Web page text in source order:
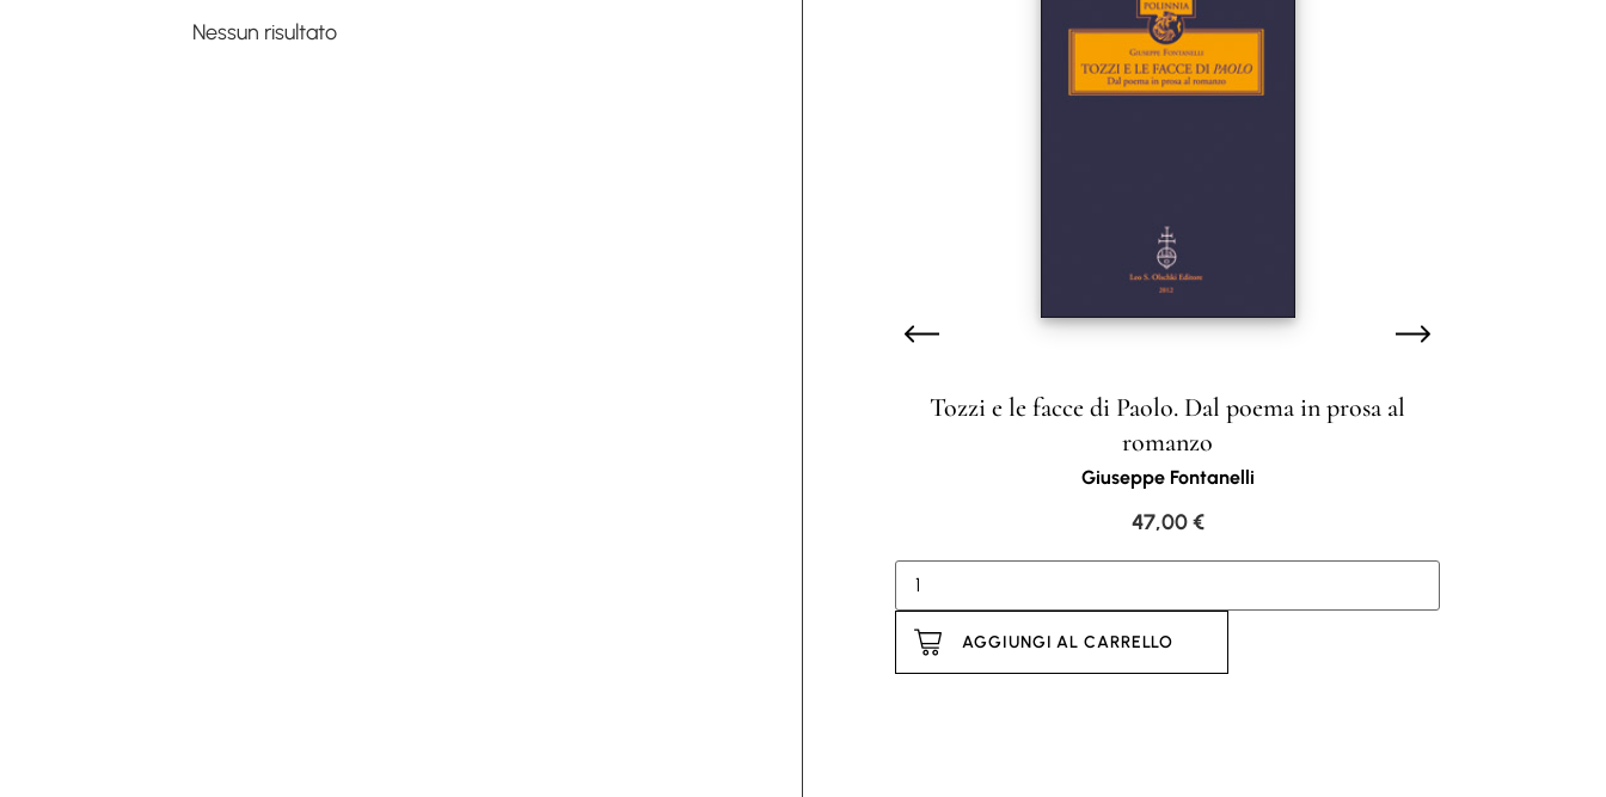
Nessun risultato
Tozzi e le facce di Paolo. Dal poema in prosa al
romanzo
Giuseppe Fontanelli
47,00€
AGGIUNGI AL CARRELLO